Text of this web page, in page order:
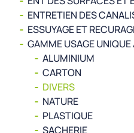
ENTRETIEN DES
ESSUYAGE ET
GAMME USAGE
ALUMINIUM
CARTON
DIVERS
NATURE
PLASTIQUE
SACHERIE